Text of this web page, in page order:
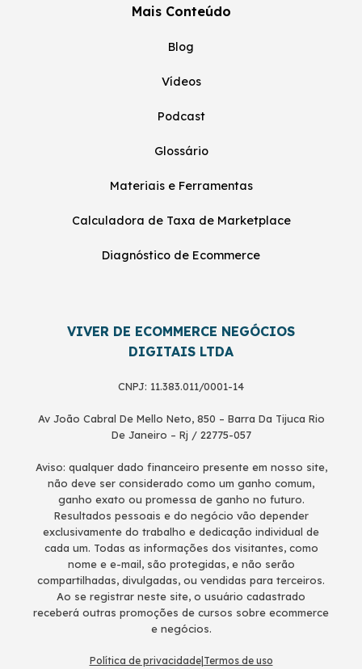
Mais Conteúdo
Blog
Vídeos
Podcast
Glossário
Materiais e Ferramentas
Calculadora de Taxa de Marketplace
Diagnóstico de Ecommerce
VIVER DE ECOMMERCE NEGÓCIOS
DIGITAIS LTDA
CNPJ: 11.383.011/0001-14
Av João Cabral De Mello Neto, 850 – Barra Da Tijuca Rio
De Janeiro – Rj / 22775-057
Aviso: qualquer dado financeiro presente em nosso site,
não deve ser considerado como um ganho comum,
ganho exato ou promessa de ganho no futuro.
Resultados pessoais e do negócio vão depender
exclusivamente do trabalho e dedicação individual de
cada um. Todas as informações dos visitantes, como
nome e e-mail, são protegidas, e não serão
compartilhadas, divulgadas, ou vendidas para terceiros.
Ao se registrar neste site, o usuário cadastrado
receberá outras promoções de cursos sobre ecommerce
e negócios.
Política de privacidade| Termos de uso